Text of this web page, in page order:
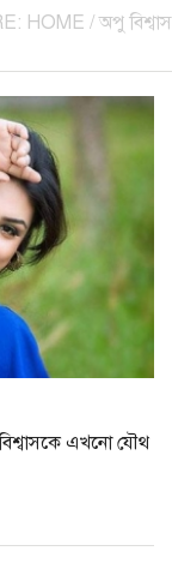
HOME / অপু বিশ্বাস
বিশ্বাসকে এখনো যৌথ